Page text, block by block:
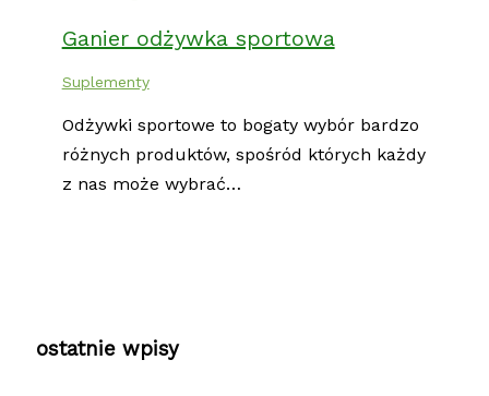
Ganier odżywka sportowa
Suplementy
Odżywki sportowe to bogaty wybór bardzo
różnych produktów, spośród których każdy
z nas może wybrać…
ostatnie wpisy